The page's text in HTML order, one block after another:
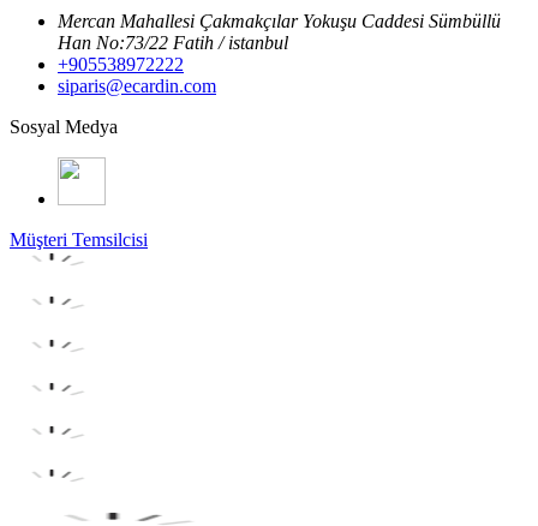
Mercan Mahallesi Çakmakçılar Yokuşu Caddesi Sümbüllü
Han No:73/22 Fatih / istanbul
+905538972222
siparis@ecardin.com
Sosyal Medya
Müşteri Temsilcisi